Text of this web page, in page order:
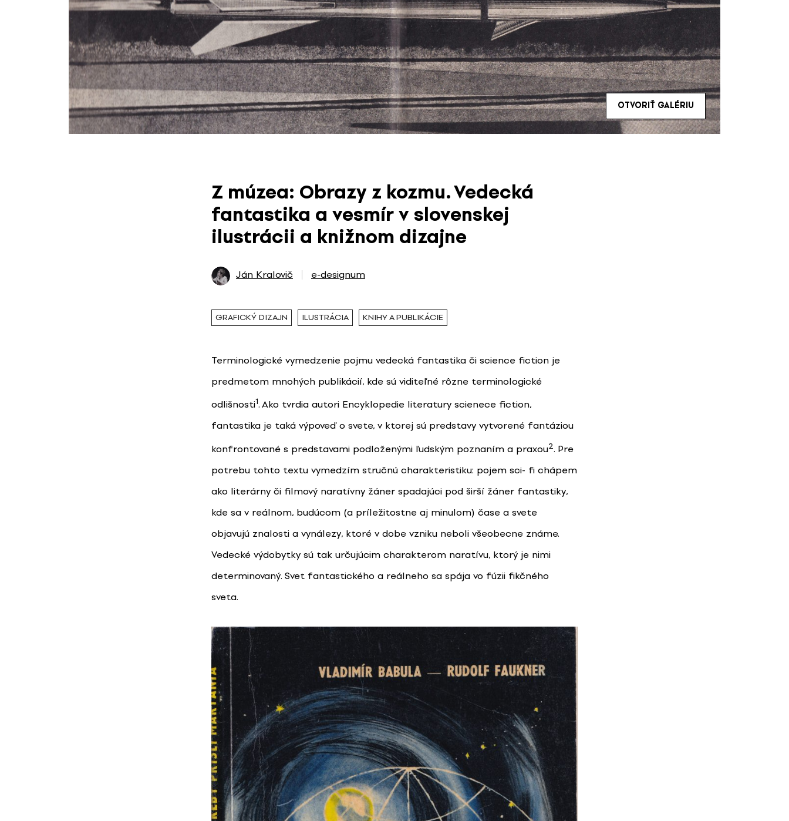
OTVORIŤ GALÉRIU
Z múzea: Obrazy z kozmu. Vedecká
fantastika a vesmír v slovenskej
ilustrácii a knižnom dizajne
Ján Kralovič e-designum
GRAFICKÝ DIZAJN ILUSTRÁCIA KNIHY A PUBLIKÁCIE
Terminologické vymedzenie pojmu vedecká fantastika či science fiction je
predmetom mnohých publikácií, kde sú viditeľné rôzne terminologické
odlišnosti1. Ako tvrdia autori Encyklopedie literatury scienece fiction,
fantastika je taká výpoveď o svete, v ktorej sú predstavy vytvorené fantáziou
konfrontované s predstavami podloženými ľudským poznaním a praxou2. Pre
potrebu tohto textu vymedzím stručnú charakteristiku: pojem sci- fi chápem
ako literárny či filmový naratívny žáner spadajúci pod širší žáner fantastiky,
kde sa v reálnom, budúcom (a príležitostne aj minulom) čase a svete
objavujú znalosti a vynálezy, ktoré v dobe vzniku neboli všeobecne známe.
Vedecké výdobytky sú tak určujúcim charakterom naratívu, ktorý je nimi
determinovaný. Svet fantastického a reálneho sa spája vo fúzii fikčného
sveta.